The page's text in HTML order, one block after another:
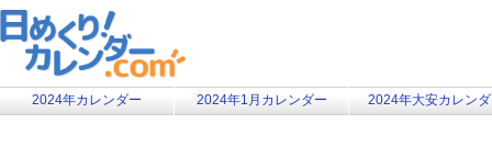
2024年カレンダー 2024年1月カレンダー 2024年大安カレン